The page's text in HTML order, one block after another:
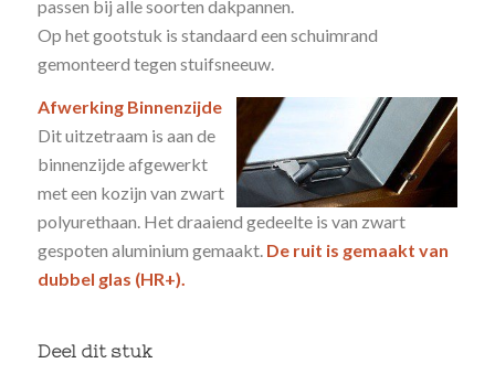
passen bij alle soorten dakpannen.
Op het gootstuk is standaard een schuimrand
gemonteerd tegen stuifsneeuw.
Afwerking Binnenzijde
Dit uitzetraam is aan de
binnenzijde afgewerkt
met een kozijn van zwart
polyurethaan. Het draaiend gedeelte is van zwart
gespoten aluminium gemaakt. De ruit is gemaakt van
dubbel glas (HR+).
Deel dit stuk